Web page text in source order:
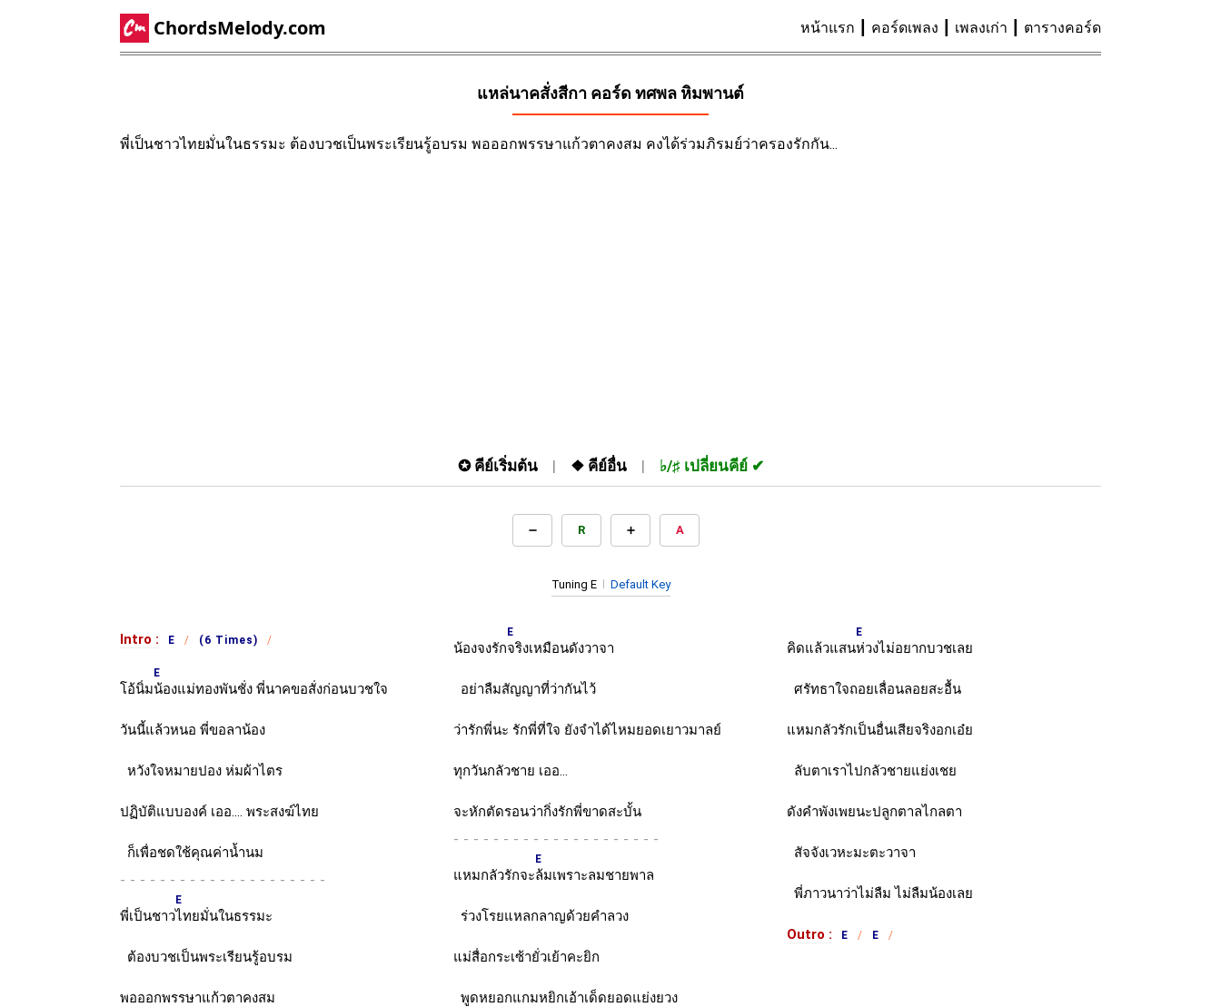
ChordsMelody.com หน้าแรก คอร์ดเพลง เพลงเก่า ตารางคอร์ด
แหล่นาคสั่งสีกา คอร์ด ทศพล หิมพานต์
พี่เป็นชาวไทยมั่นในธรรมะ ต้องบวชเป็นพระเรียนรู้อบรม พอออกพรรษาแก้วตาคงสม คงได้ร่วมภิรมย์ว่าครองรักกัน...
✪ คีย์เริ่มต้น ❖ คีย์อื่น ♭/♯ เปลี่ยนคีย์
R A
Tuning E Default Key
Intro : E (6 Times)
โอ้นิ่ม
E
น้องแม่ทองพันชั่ง พี่นาคขอสั่งก่อนบวชใจ
วันนี้แล้วหนอ พี่ขอลาน้อง
หวังใจหมายปอง ห่มผ้าไตร
ปฏิบัติแบบองค์ เออ.... พระสงฆ์ไทย
ก็เพื่อชดใช้คุณค่าน้ำนม
-
พี่เป็นชาว
E
ไทยมั่นในธรรมะ
ต้องบวชเป็นพระเรียนรู้อบรม
พอออกพรรษาแก้วตาคงสม
น้องจงรัก
E
จริงเหมือนดังวาจา
อย่าลืมสัญญาที่ว่ากันไว้
ว่ารักพี่นะ รักพี่ที่ใจ ยังจำได้ไหมยอดเยาวมาลย์
ทุกวันกลัวชาย เออ...
จะหักตัดรอนว่ากิ่งรักพี่ขาดสะบั้น
-
แหมกลัวรักจะ
E
ล้มเพราะลมชายพาล
ร่วงโรยแหลกลาญด้วยคำลวง
แม่สื่อกระเซ้ายั่วเย้าคะยิก
พูดหยอกแกมหยิกเอ้าเด็ดยอดแย่งยวง
คิดแล้วแสน
E
ห่วงไม่อยากบวชเลย
ศรัทธาใจถอยเลื่อนลอยสะอื้น
แหมกลัวรักเป็นอื่นเสียจริงอกเอ๋ย
ลับตาเราไปกลัวชายแย่งเชย
ดังคำพังเพยนะปลูกตาลไกลตา
สัจจังเวหะมะตะวาจา
พี่ภาวนาว่าไม่ลืม ไม่ลืมน้องเลย
Outro : E E